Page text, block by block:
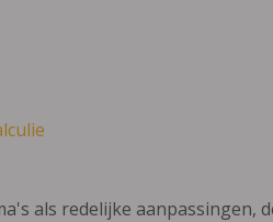
als redelijke aanpassingen,